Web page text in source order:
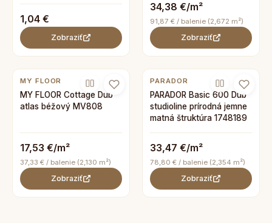
1,04 €
Zobraziť
34,38 €/m²
91,87 € / balenie (2,672 m²)
Zobraziť
MY FLOOR
MY FLOOR Cottage Dub
atlas béžový MV808
17,53 €/m²
37,33 € / balenie (2,130 m²)
Zobraziť
PARADOR
PARADOR Basic 600 Dub
studioline prírodná jemne
matná štruktúra 1748189
33,47 €/m²
78,80 € / balenie (2,354 m²)
Zobraziť